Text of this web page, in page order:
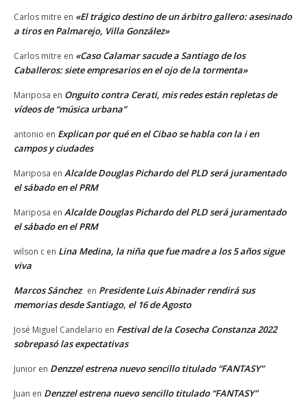
Carlos mitre en «El trágico destino de un árbitro gallero: asesinado
a tiros en Palmarejo, Villa González»
Carlos mitre en «Caso Calamar sacude a Santiago de los
Caballeros: siete empresarios en el ojo de la tormenta»
Mariposa en Onguito contra Cerati, mis redes están repletas de
vídeos de “música urbana”
antonio en Explican por qué en el Cibao se habla con la i en
campos y ciudades
Mariposa en Alcalde Douglas Pichardo del PLD será juramentado
el sábado en el PRM
Mariposa en Alcalde Douglas Pichardo del PLD será juramentado
el sábado en el PRM
wilson c en Lina Medina, la niña que fue madre a los 5 años sigue
viva
Marcos Sánchez en Presidente Luis Abinader rendirá sus
memorias desde Santiago, el 16 de Agosto
José Miguel Candelario en Festival de la Cosecha Constanza 2022
sobrepasó las expectativas
Junior en Denzzel estrena nuevo sencillo titulado “FANTASY”
Juan en Denzzel estrena nuevo sencillo titulado “FANTASY”